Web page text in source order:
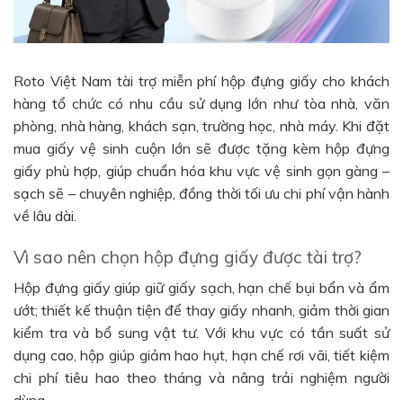
Roto Việt Nam tài trợ miễn phí hộp đựng giấy cho khách
hàng tổ chức có nhu cầu sử dụng lớn như tòa nhà, văn
phòng, nhà hàng, khách sạn, trường học, nhà máy. Khi đặt
mua giấy vệ sinh cuộn lớn sẽ được tặng kèm hộp đựng
giấy phù hợp, giúp chuẩn hóa khu vực vệ sinh gọn gàng –
sạch sẽ – chuyên nghiệp, đồng thời tối ưu chi phí vận hành
về lâu dài.
Vì sao nên chọn hộp đựng giấy được tài trợ?
Hộp đựng giấy giúp giữ giấy sạch, hạn chế bụi bẩn và ẩm
ướt; thiết kế thuận tiện để thay giấy nhanh, giảm thời gian
kiểm tra và bổ sung vật tư. Với khu vực có tần suất sử
dụng cao, hộp giúp giảm hao hụt, hạn chế rơi vãi, tiết kiệm
chi phí tiêu hao theo tháng và nâng trải nghiệm người